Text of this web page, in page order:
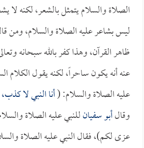
الصلاة والسلام يتمثل بالشعر، لكنه لا
ليس بشاعر عليه الصلاة والسلام،
ظاهر القرآن، وهذا كفر بالله سبحانه
عنه أنه يكون ساحراً، لكنه يقول الكلام
عليه الصلاة والسلام: (أنا النبي لا
وقالأبو سفيانللنبي عليه الصلاة
عزى لكم)، فقال النبي عليه الصلاة